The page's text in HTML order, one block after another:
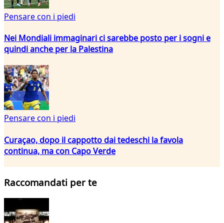
Pensare con i piedi
Nei Mondiali immaginari ci sarebbe posto per i sogni e
quindi anche per la Palestina
Pensare con i piedi
Curaçao, dopo il cappotto dai tedeschi la favola
continua, ma con Capo Verde
Raccomandati per te